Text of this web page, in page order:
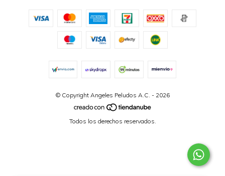
© Copyright Angeles Peludos A.C. - 2026
Todos los derechos reservados.